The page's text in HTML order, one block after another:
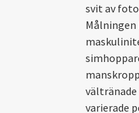
svit av
vältränade
varierade